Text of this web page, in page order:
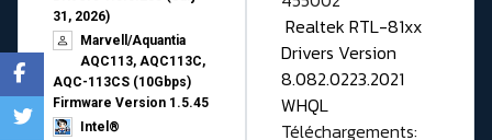
31, 2026)
Marvell/Aquantia
AQC113, AQC113C,
AQC-113CS (10Gbps)
Firmware Version 1.5.45
Intel®
Realtek RTL-81xx
Drivers Version
8.082.0223.2021
WHQL
Téléchargements: